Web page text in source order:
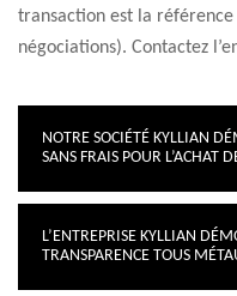
transaction est la
négociations). Contactez
NOTRE SOCIÉTÉ KYLLIAN
SANS FRAIS POUR L’ACHAT
L’ENTREPRISE KYLLIAN
TRANSPARENCE TOUS